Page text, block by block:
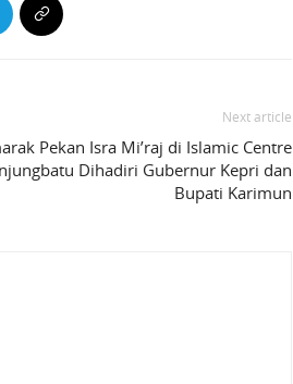
Next article
Pekan Isra Mi’raj di Islamic Centre
Dihadiri Gubernur Kepri dan
Bupati Karimun